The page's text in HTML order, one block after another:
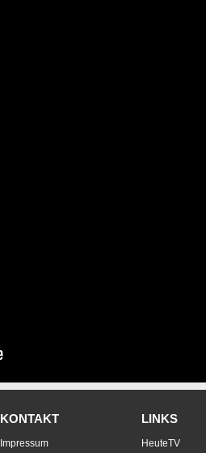
KONTAKT
Impressum
LINKS
HeuteTV